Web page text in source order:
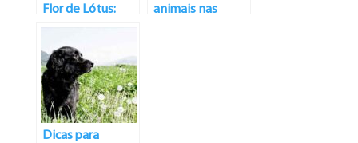
Flor de Lótus:
Prevenindo as
lesões articulares
animais nas
Dicas para